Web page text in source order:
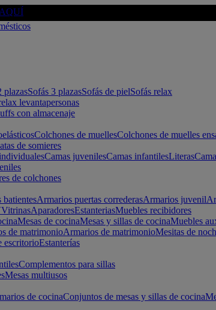
AQUÍ
plazasSofás 3 plazasSofás de pielSofás relax
levantapersonas
con almacenaje
Colchones de muellesColchones de muelles
de somieres
Camas juvenilesCamas infantilesLiteras
de colchones
batientesArmarios puertas correderasArmarios juvenil
VitrinasAparadoresEstanteriasMuebles recibidores
Mesas de cocinaMesas y sillas de cocinaMuebles
de matrimonioArmarios de matrimonioMesitas de
escritorioEstanterías
Complementos para sillas
Mesas multiusos
de cocinaConjuntos de mesas y sillas de cocina